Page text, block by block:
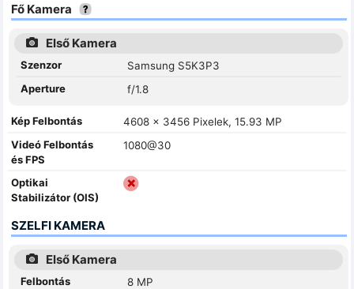
Fő Kamera
Első Kamera
Szenzor
Samsung S5K3P3
Aperture
f/1.8
Kép Felbontás
4608 x 3456 Pixelek, 15.93 MP
Videó Felbontás
és FPS
1080@30
Optikai
Stabilizátor (OIS)
SZELFI KAMERA
Első Kamera
Felbontás 8 MP